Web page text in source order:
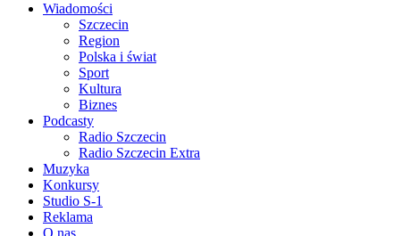
Wiadomości
Szczecin
Region
Polska i świat
Sport
Kultura
Biznes
Podcasty
Radio Szczecin
Radio Szczecin Extra
Muzyka
Konkursy
Studio S-1
Reklama